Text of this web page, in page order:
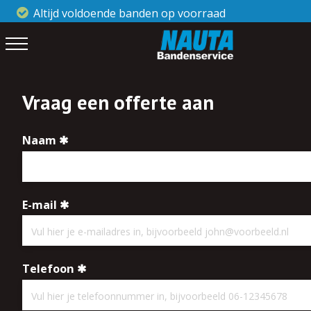
Altijd voldoende banden op voorraad
Vraag een offerte aan
Naam
E-mail
Telefoon